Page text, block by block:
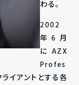
わる。
2002
年6月
にAZX
Profes
イアントとする各